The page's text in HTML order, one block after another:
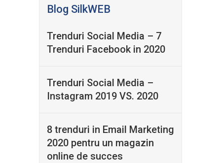
Blog SilkWEB
Trenduri Social Media – 7
Trenduri Facebook in 2020
Trenduri Social Media –
Instagram 2019 VS. 2020
8 trenduri in Email Marketing
2020 pentru un magazin
online de succes